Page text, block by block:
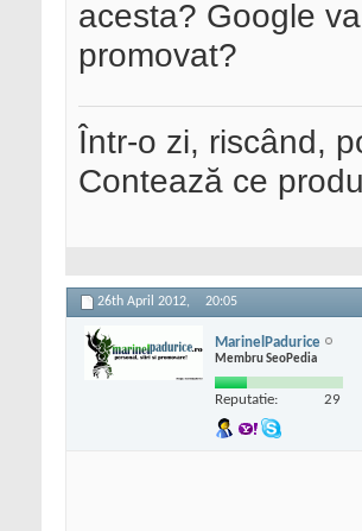
acesta? Google
promovat?
Într-o zi, riscând,
Contează ce
26th April 2012, 20:05
MarinelPadurice
Membru SeoPedia
Reputatie: 29